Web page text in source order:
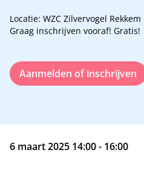
Locatie: WZC Zilvervogel Rekkem
Graag inschrijven vooraf! Gratis!
Aanmelden of inschrijven
6 maart 2025 14:00 - 16:00